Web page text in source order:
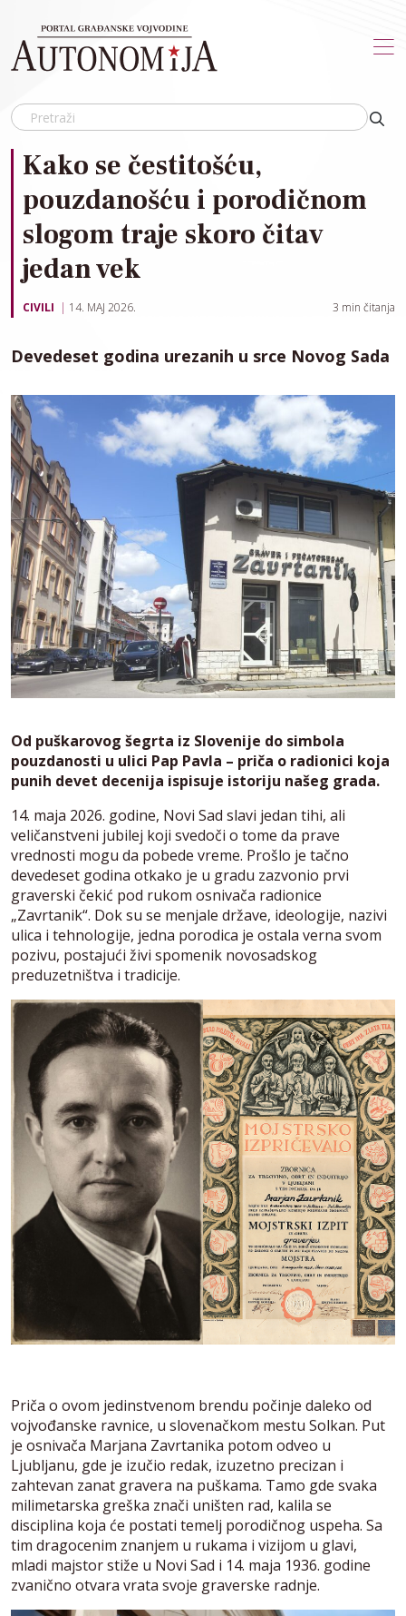
Kako se čestitošću,
pouzdanošću i porodičnom
slogom traje skoro čitav
jedan vek
CIVILI 14. MAJ 2026. 3 min čitanja
Devedeset godina urezanih u srce Novog Sada
Od puškarovog šegrta iz Slovenije do simbola
pouzdanosti u ulici Pap Pavla – priča o radionici koja
punih devet decenija ispisuje istoriju našeg grada.
14. maja 2026. godine, Novi Sad slavi jedan tihi, ali
veličanstveni jubilej koji svedoči o tome da prave
vrednosti mogu da pobede vreme. Prošlo je tačno
devedeset godina otkako je u gradu zazvonio prvi
graverski čekić pod rukom osnivača radionice
„Zavrtanik“. Dok su se menjale države, ideologije, nazivi
ulica i tehnologije, jedna porodica je ostala verna svom
pozivu, postajući živi spomenik novosadskog
preduzetništva i tradicije.
Priča o ovom jedinstvenom brendu počinje daleko od
vojvođanske ravnice, u slovenačkom mestu Solkan. Put
je osnivača Marjana Zavrtanika potom odveo u
Ljubljanu, gde je izučio redak, izuzetno precizan i
zahtevan zanat gravera na puškama. Tamo gde svaka
milimetarska greška znači uništen rad, kalila se
disciplina koja će postati temelj porodičnog uspeha. Sa
tim dragocenim znanjem u rukama i vizijom u glavi,
mladi majstor stiže u Novi Sad i 14. maja 1936. godine
zvanično otvara vrata svoje graverske radnje.